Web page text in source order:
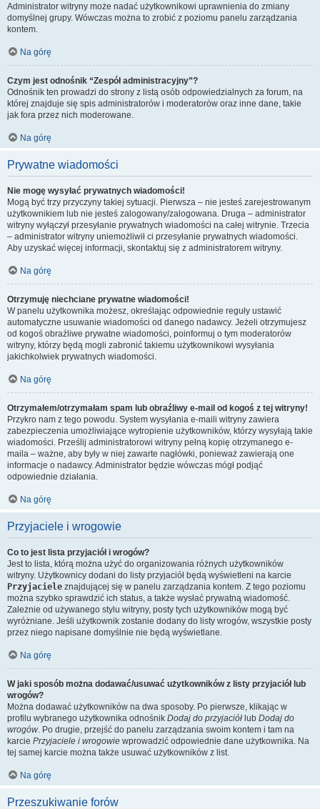
Administrator witryny może nadać użytkownikowi uprawnienia do zmiany
domyślnej grupy. Wówczas można to zrobić z poziomu panelu zarządzania
kontem.
Na górę
Czym jest odnośnik “Zespół administracyjny”?
Odnośnik ten prowadzi do strony z listą osób odpowiedzialnych za forum, na
której znajduje się spis administratorów i moderatorów oraz inne dane, takie
jak fora przez nich moderowane.
Na górę
Prywatne wiadomości
Nie mogę wysyłać prywatnych wiadomości!
Mogą być trzy przyczyny takiej sytuacji. Pierwsza – nie jesteś zarejestrowanym
użytkownikiem lub nie jesteś zalogowany/zalogowana. Druga – administrator
witryny wyłączył przesyłanie prywatnych wiadomości na całej witrynie. Trzecia
– administrator witryny uniemożliwił ci przesyłanie prywatnych wiadomości.
Aby uzyskać więcej informacji, skontaktuj się z administratorem witryny.
Na górę
Otrzymuję niechciane prywatne wiadomości!
W panelu użytkownika możesz, określając odpowiednie reguły ustawić
automatyczne usuwanie wiadomości od danego nadawcy. Jeżeli otrzymujesz
od kogoś obraźliwe prywatne wiadomości, poinformuj o tym moderatorów
witryny, którzy będą mogli zabronić takiemu użytkownikowi wysyłania
jakichkolwiek prywatnych wiadomości.
Na górę
Otrzymałem/otrzymałam spam lub obraźliwy e-mail od kogoś z tej witryny!
Przykro nam z tego powodu. System wysyłania e-maili witryny zawiera
zabezpieczenia umożliwiające wytropienie użytkowników, którzy wysyłają takie
wiadomości. Prześlij administratorowi witryny pełną kopię otrzymanego e-
maila – ważne, aby były w niej zawarte nagłówki, ponieważ zawierają one
informacje o nadawcy. Administrator będzie wówczas mógł podjąć
odpowiednie działania.
Na górę
Przyjaciele i wrogowie
Co to jest lista przyjaciół i wrogów?
Jest to lista, którą można użyć do organizowania różnych użytkowników
witryny. Użytkownicy dodani do listy przyjaciół będą wyświetleni na karcie
Przyjaciele znajdującej się w panelu zarządzania kontem. Z tego poziomu
można szybko sprawdzić ich status, a także wysłać prywatną wiadomość.
Zależnie od używanego stylu witryny, posty tych użytkowników mogą być
wyróżniane. Jeśli użytkownik zostanie dodany do listy wrogów, wszystkie posty
przez niego napisane domyślnie nie będą wyświetlane.
Na górę
W jaki sposób można dodawać/usuwać użytkowników z listy przyjaciół lub
wrogów?
Można dodawać użytkowników na dwa sposoby. Po pierwsze, klikając w
profilu wybranego użytkownika odnośnik Dodaj do przyjaciół lub Dodaj do
wrogów. Po drugie, przejść do panelu zarządzania swoim kontem i tam na
karcie Przyjaciele i wrogowie wprowadzić odpowiednie dane użytkownika. Na
tej samej karcie można także usuwać użytkowników z list.
Na górę
Przeszukiwanie forów